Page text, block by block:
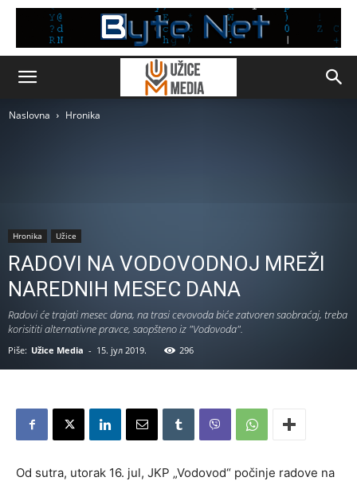
Naslovna Hronika
Hronika Užice
RADOVI NA VODOVODNOJ MREŽI
NAREDNIH MESEC DANA
Radovi će trajati mesec dana, na trasi cevovoda biće zatvoren saobraćaj, treba
korisititi alternativne pravce, saopšteno iz "Vodovoda".
Piše: Užice Media - 15. јул 2019. 296
Od sutra, utorak 16. jul, JKP „Vodovod“ počinje radove na